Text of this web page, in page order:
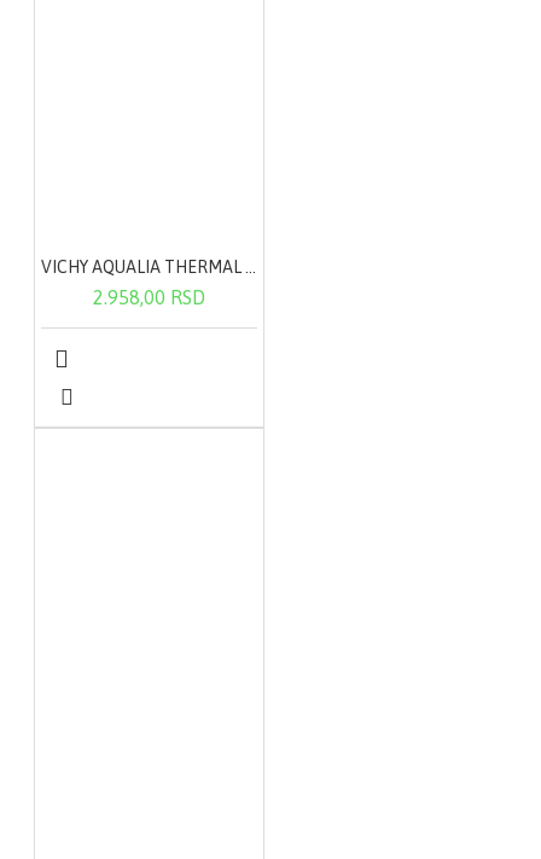
2.958,00 RSD